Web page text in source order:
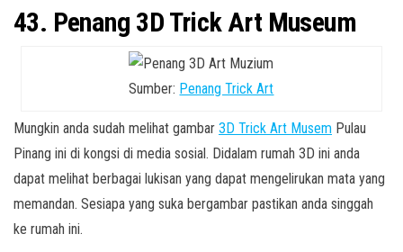
43. Penang 3D Trick Art Museum
Sumber: Penang Trick Art
Mungkin anda sudah melihat gambar 3D Trick Art Musem Pulau
Pinang ini di kongsi di media sosial. Didalam rumah 3D ini anda
dapat melihat berbagai lukisan yang dapat mengelirukan mata yang
memandan. Sesiapa yang suka bergambar pastikan anda singgah
ke rumah ini.